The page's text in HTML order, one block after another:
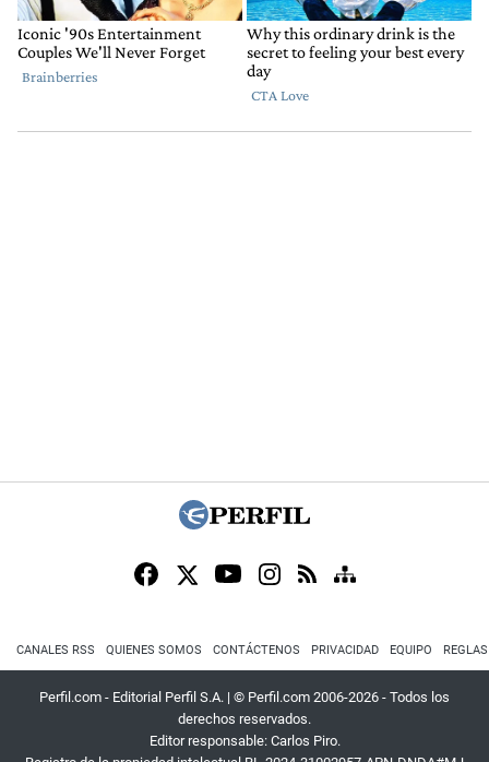
CANALES RSS QUIENES SOMOS CONTÁCTENOS PRIVACIDAD EQUIPO
Perfil.com - Editorial Perfil S.A. | © Perfil.com 2006-2026 - Todos los
derechos reservados.
Editor responsable: Carlos Piro.